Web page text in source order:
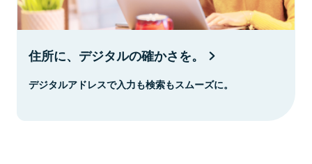
住所に、デジタルの確かさを。
デジタルアドレスで入力も検索もスムーズに。